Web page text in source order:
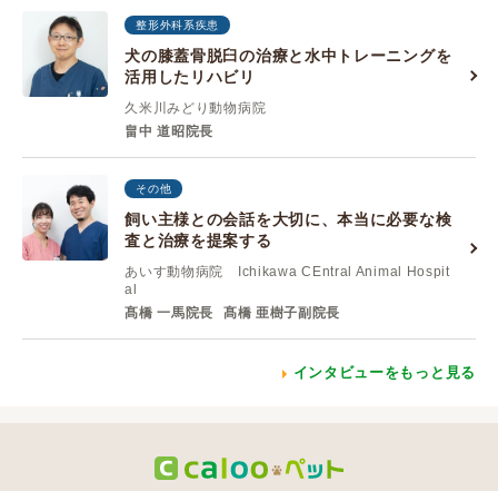
整形外科系疾患
犬の膝蓋骨脱臼の治療と水中トレーニングを
活用したリハビリ
久米川みどり動物病院
畠中 道昭院長
その他
飼い主様との会話を大切に、本当に必要な検
査と治療を提案する
あいす動物病院 Ichikawa CEntral Animal Hospit
al
髙橋 一馬院長
髙橋 亜樹子副院長
インタビューをもっと見る